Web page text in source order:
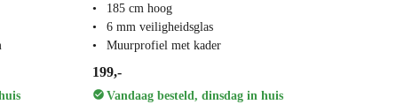
185 cm hoog
6 mm veiligheidsglas
Muurprofiel met kader
199,-
Vandaag besteld, dinsdag in huis